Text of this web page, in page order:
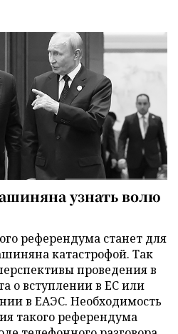
узнать волю
референдума станет для
катастрофой. Так
проведения в
о вступлении в ЕС или
в ЕАЭС. Необходимость
такого референдума